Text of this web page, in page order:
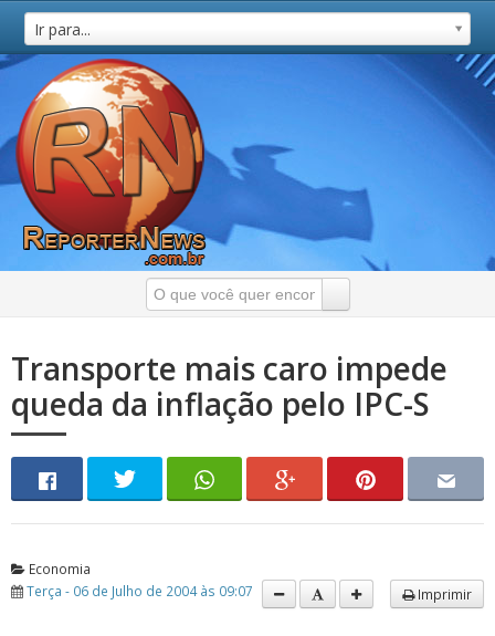
Ir para...
Transporte mais caro impede
queda da inflação pelo IPC-S
Economia
Terça - 06 de Julho de 2004 às 09:07
Imprimir